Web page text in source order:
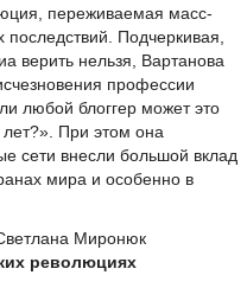
переживаемая масс-
Подчеркивая,
верить нельзя, Вартанова
профессии
любой блоггер может это
При этом она
сети внесли большой вклад
мира и особенно в
революциях